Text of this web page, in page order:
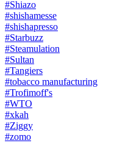
#Shiazo
#shishamesse
#shishapresso
#Starbuzz
#Steamulation
#Sultan
#Tangiers
#tobacco manufacturing
#Trofimoff's
#WTO
#xkah
#Ziggy
#zomo